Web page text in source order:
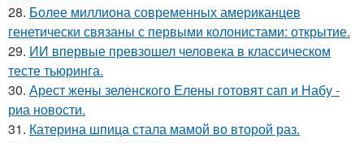
28. Более миллиона современных американцев
генетически связаны с первыми колонистами: открытие.
29. ИИ впервые превзошел человека в классическом
тесте тьюринга.
30. Арест жены зеленского Елены готовят сап и Набу -
риа новости.
31. Катерина шпица стала мамой во второй раз.